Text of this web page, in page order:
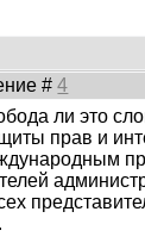
#4
ли это
прав и